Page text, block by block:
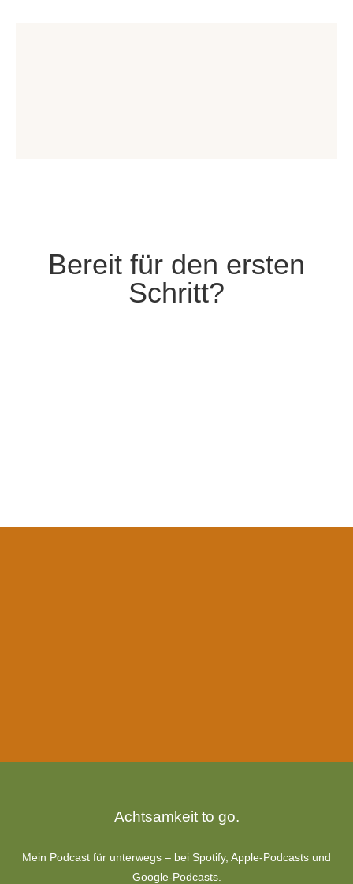
Bereit für den ersten
Schritt?
Achtsamkeit to go.
Mein Podcast für unterwegs – bei Spotify, Apple-Podcasts und
Google-Podcasts.